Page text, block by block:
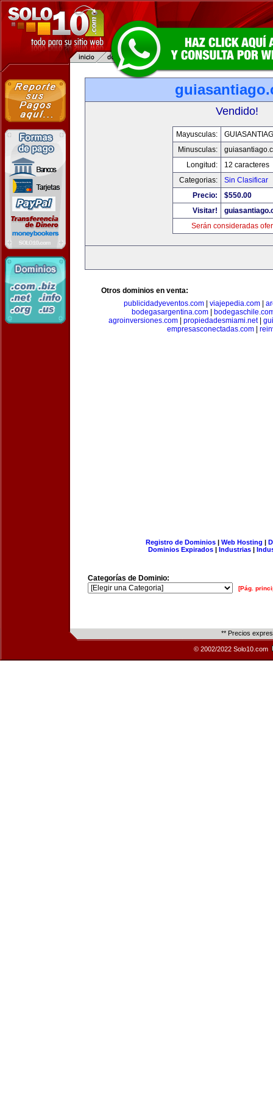
Vendido!
Mayusculas:
Minusculas:
Longitud:
12 caracteres
Categorias:
Sin Clasificar
Precio:
$550.00
Visitar!
Serán consideradas
Otros dominios en venta:
publicidadyeventos.com| viajepedia.com|
bodegasargentina.com|
agroinversiones.com
propiedadesmiami.net|
empresasconectadas.com|
Registro de Dominios| Web Hosting |
Dominios Expirados | Industrias |
Categorías de Dominio:
[Pág.
** Precios
© 2002/2022 Solo10.com